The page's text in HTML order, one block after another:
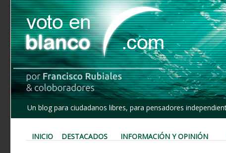
Un blog para ciudadanos libres, para pensadores
INICIO DESTACADOS INFORMACIÓN Y OPINIÓN